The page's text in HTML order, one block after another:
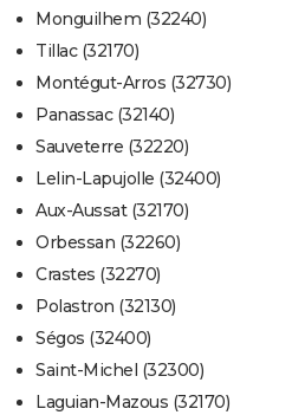
Monguilhem (32240)
Tillac (32170)
Montégut-Arros (32730)
Panassac (32140)
Sauveterre (32220)
Lelin-Lapujolle (32400)
Aux-Aussat (32170)
Orbessan (32260)
Crastes (32270)
Polastron (32130)
Ségos (32400)
Saint-Michel (32300)
Laguian-Mazous (32170)